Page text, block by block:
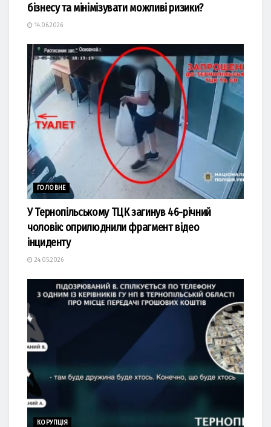
бізнесу та мінімізувати можливі ризики?
14.06.2026
ГОЛОВНЕ
У Тернопільському ТЦК загинув 46-річний
чоловік: оприлюднили фрагмент відео
інциденту
24.05.2026
КОРУПЦІЯ